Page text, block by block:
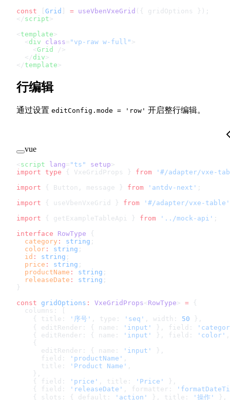
const [ Grid ] = useVbenVxeGrid ({ gridOptions });
</ script >
< template >
  <
div class= "vp-raw w-full" >
    <
Grid
/>
  </
div >
</ template >
行编辑
通过设置 editConfig.mode = 'row' 开启整行编辑。
vue
< script lang= "ts" setup >
import type { VxeGridProps } from '#/adapter/vxe-
import { Button, message } from 'antdv-next' ;
import { useVbenVxeGrid } from '#/adapter/vxe-table'
import { getExampleTableApi } from '../mock-api' ;
interface RowType {
  category
: string ;
  color
: string ;
  id
: string ;
  price
: string ;
  productName
: string ;
  releaseDate
: string ;
}
const gridOptions : VxeGridProps< RowType > = {
  columns: [
    { title:
'序号' , type: 'seq' , width: 50 },
    { editRender: { name:
'input' }, field:
    { editRender: { name:
'input' }, field: 'color'
    {
      editRender: { name:
'input'
},
      field:
'productName' ,
      title:
'Product Name' ,
    },
    { field:
'price' , title: 'Price'
},
    { field:
'releaseDate' , formatter:
    { slots: { default:
'action' }, title: '操作'
},